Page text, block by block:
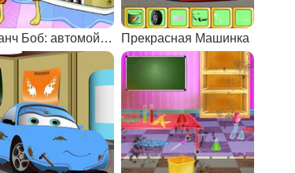
Спанч Боб: автомойка и тюнинг Прекрасная Машинка